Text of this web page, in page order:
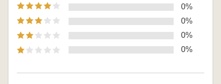
0%
0%
0%
0%